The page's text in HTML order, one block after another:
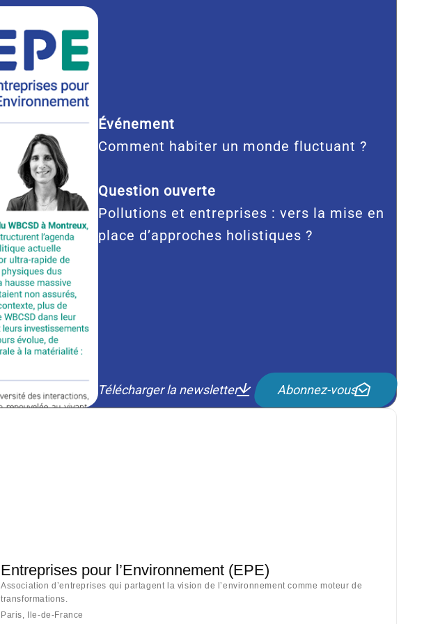
Événement
Comment habiter un monde fluctuant ?
Question ouverte
Pollutions et entreprises : vers la mise en
place d’approches holistiques ?
Télécharger la newsletter Abonnez-vous
Entreprises pour l’Environnement (EPE)
Association d’entreprises qui partagent la vision de l’environnement comme moteur de
transformations.
Paris, Ile-de-France